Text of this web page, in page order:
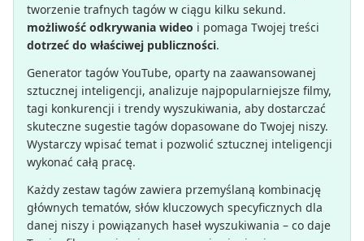
tworzenie trafnych tagów w ciągu kilku sekund.
możliwość odkrywania wideo i pomaga Twojej treści
dotrzeć do właściwej publiczności.
Generator tagów YouTube, oparty na zaawansowanej
sztucznej inteligencji, analizuje najpopularniejsze filmy,
tagi konkurencji i trendy wyszukiwania, aby dostarczać
skuteczne sugestie tagów dopasowane do Twojej niszy.
Wystarczy wpisać temat i pozwolić sztucznej inteligencji
wykonać całą pracę.
Każdy zestaw tagów zawiera przemyślaną kombinację
głównych tematów, słów kluczowych specyficznych dla
danej niszy i powiązanych haseł wyszukiwania – co daje